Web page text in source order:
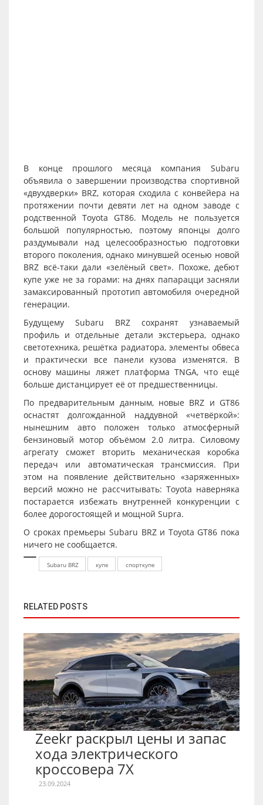
В конце прошлого месяца компания Subaru
объявила о завершении производства спортивной
«двухдверки» BRZ, которая сходила с конвейера на
протяжении почти девяти лет на одном заводе с
родственной Toyota GT86. Модель не пользуется
большой популярностью, поэтому японцы долго
раздумывали над целесообразностью подготовки
второго поколения, однако минувшей осенью новой
BRZ всё-таки дали «зелёный свет». Похоже, дебют
купе уже не за горами: на днях папарацци засняли
замаксированный прототип автомобиля очередной
генерации.
Будущему Subaru BRZ сохранят узнаваемый
профиль и отдельные детали экстерьера, однако
светотехника, решётка радиатора, элементы обвеса
и практически все панели кузова изменятся. В
основу машины ляжет платформа TNGA, что ещё
больше дистанцирует её от предшественницы.
По предварительным данным, новые BRZ и GT86
оснастят долгожданной наддувной «четвёркой»:
нынешним авто положен только атмосферный
бензиновый мотор объёмом 2.0 литра. Силовому
агрегату сможет вторить механическая коробка
передач или автоматическая трансмиссия. При
этом на появление действительно «заряженных»
версий можно не рассчитывать: Toyota наверняка
постарается избежать внутренней конкуренции с
более дорогостоящей и мощной Supra.
О сроках премьеры Subaru BRZ и Toyota GT86 пока
ничего не сообщается.
Subaru BRZ купе спорткупе
RELATED POSTS
Zeekr раскрыл цены и запас
хода электрического
кроссовера 7X
23.09.2024